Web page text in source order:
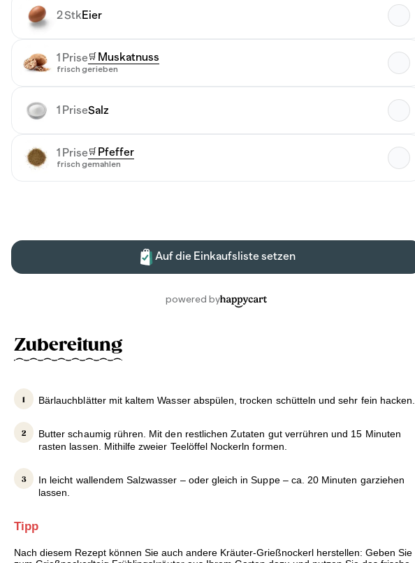
Zubereitung
Bärlauchblätter mit kaltem Wasser abspülen, trocken schütteln und sehr fein hacken.
Butter schaumig rühren. Mit den restlichen Zutaten gut verrühren und 15 Minuten
rasten lassen. Mithilfe zweier Teelöffel Nockerln formen.
In leicht wallendem Salzwasser – oder gleich in Suppe – ca. 20 Minuten garziehen
lassen.
Tipp
Nach diesem Rezept können Sie auch andere Kräuter-Grießnockerl herstellen: Geben Sie